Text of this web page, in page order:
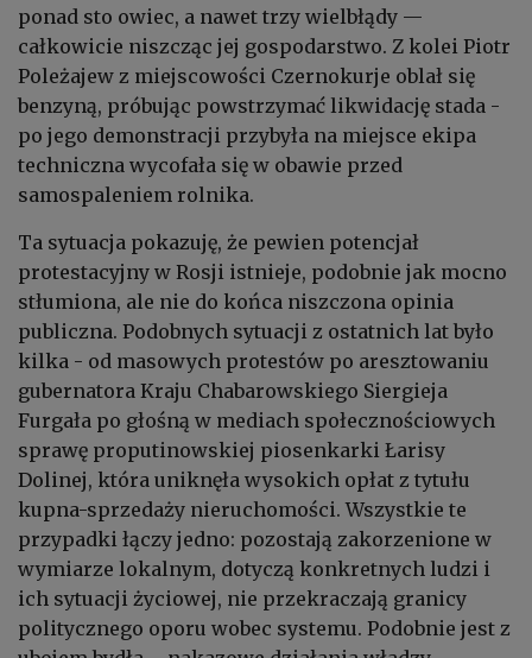
ponad sto owiec, a nawet trzy wielbłądy —
całkowicie niszcząc jej gospodarstwo. Z kolei Piotr
Poleżajew z miejscowości Czernokurje oblał się
benzyną, próbując powstrzymać likwidację stada -
po jego demonstracji przybyła na miejsce ekipa
techniczna wycofała się w obawie przed
samospaleniem rolnika.
Ta sytuacja pokazuję, że pewien potencjał
protestacyjny w Rosji istnieje, podobnie jak mocno
stłumiona, ale nie do końca niszczona opinia
publiczna. Podobnych sytuacji z ostatnich lat było
kilka - od masowych protestów po aresztowaniu
gubernatora Kraju Chabarowskiego Siergieja
Furgała po głośną w mediach społecznościowych
sprawę proputinowskiej piosenkarki Łarisy
Dolinej, która uniknęła wysokich opłat z tytułu
kupna-sprzedaży nieruchomości. Wszystkie te
przypadki łączy jedno: pozostają zakorzenione w
wymiarze lokalnym, dotyczą konkretnych ludzi i
ich sytuacji życiowej, nie przekraczają granicy
politycznego oporu wobec systemu. Podobnie jest z